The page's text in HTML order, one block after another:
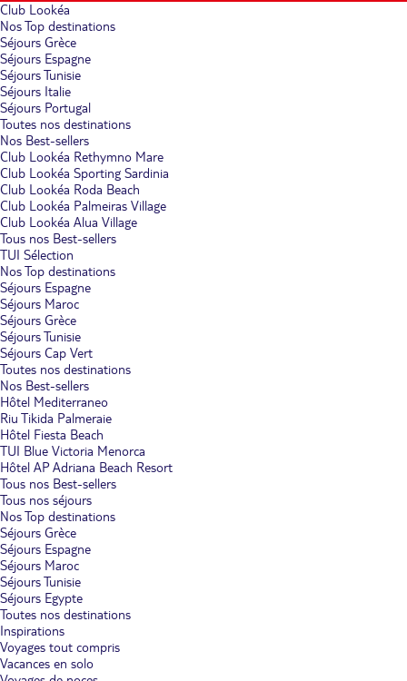
Club Lookéa
Nos Top destinations
Séjours Grèce
Séjours Espagne
Séjours Tunisie
Séjours Italie
Séjours Portugal
Toutes nos destinations
Nos Best-sellers
Club Lookéa Rethymno Mare
Club Lookéa Sporting Sardinia
Club Lookéa Roda Beach
Club Lookéa Palmeiras Village
Club Lookéa Alua Village
Tous nos Best-sellers
TUI Sélection
Nos Top destinations
Séjours Espagne
Séjours Maroc
Séjours Grèce
Séjours Tunisie
Séjours Cap Vert
Toutes nos destinations
Nos Best-sellers
Hôtel Mediterraneo
Riu Tikida Palmeraie
Hôtel Fiesta Beach
TUI Blue Victoria Menorca
Hôtel AP Adriana Beach Resort
Tous nos Best-sellers
Tous nos séjours
Nos Top destinations
Séjours Grèce
Séjours Espagne
Séjours Maroc
Séjours Tunisie
Séjours Egypte
Toutes nos destinations
Inspirations
Voyages tout compris
Vacances en solo